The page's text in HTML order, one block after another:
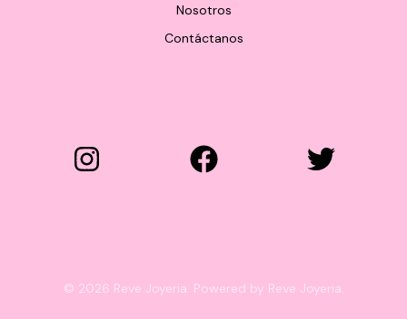
Nosotros
Contáctanos
© 2026 Reve Joyeria. Powered by Reve Joyeria.